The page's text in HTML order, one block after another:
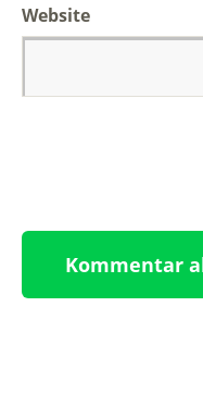
Website